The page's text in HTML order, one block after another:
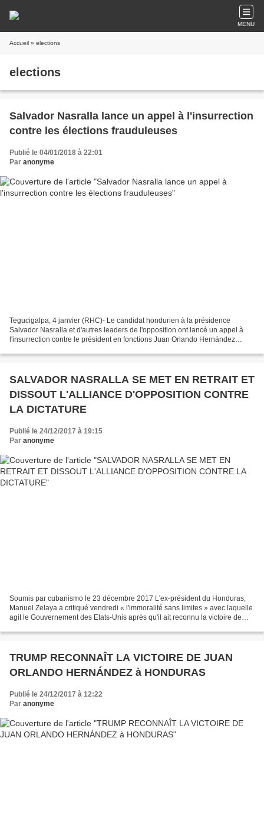
MENU
Accueil » elections
elections
Salvador Nasralla lance un appel à l'insurrection
contre les élections frauduleuses
Publié le 04/01/2018 à 22:01
Par anonyme
Tegucigalpa, 4 janvier (RHC)- Le candidat hondurien à la présidence
Salvador Nasralla et d'autres leaders de l'opposition ont lancé un appel à
l'insurrection contre le président en fonctions Juan Orlando Hernández
SALVADOR NASRALLA SE MET EN RETRAIT ET
DISSOUT L'ALLIANCE D'OPPOSITION CONTRE
LA DICTATURE
Publié le 24/12/2017 à 19:15
Par anonyme
Soumis par cubanismo le 23 décembre 2017 L'ex-président du Honduras,
Manuel Zelaya a critiqué vendredi « l'immoralité sans limites » avec laquelle
agit le Gouvernement des Etats-Unis après qu'il ait reconnu la victoire de
TRUMP RECONNAÎT LA VICTOIRE DE JUAN
ORLANDO HERNÁNDEZ à HONDURAS
Publié le 24/12/2017 à 12:22
Par anonyme